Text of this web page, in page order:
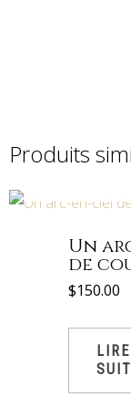
Produits
Un
de
$150.00